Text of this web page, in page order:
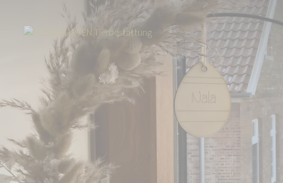
Über uns Aktuelles Über 16.000 Euro für die ROSENGARTEN-Stiftung